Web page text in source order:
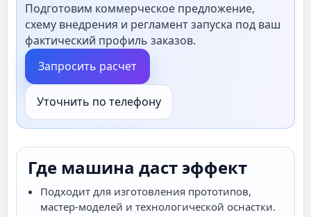
Подготовим коммерческое предложение,
схему внедрения и регламент запуска под ваш
фактический профиль заказов.
Запросить расчет
Уточнить по телефону
Где машина даст эффект
Подходит для изготовления прототипов,
мастер-моделей и технологической оснастки.